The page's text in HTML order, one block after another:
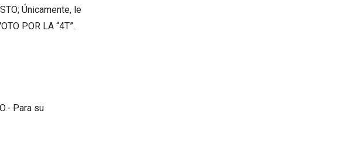
Únicamente, le
POR LA “4T”.
Para su